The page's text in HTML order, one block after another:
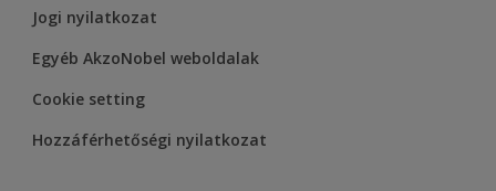
Jogi nyilatkozat
Egyéb AkzoNobel weboldalak
Cookie setting
Hozzáférhetőségi nyilatkozat